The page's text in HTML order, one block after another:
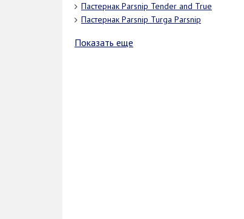
Пастернак Parsnip Tender and True
Пастернак Parsnip Turga Parsnip
Показать еще